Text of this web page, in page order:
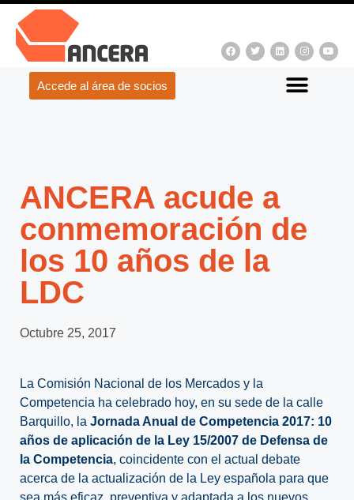
Accede al área de socios
ANCERA acude a
conmemoración de
los 10 años de la
LDC
Octubre 25, 2017
La Comisión Nacional de los Mercados y la
Competencia ha celebrado hoy, en su sede de la calle
Barquillo, la Jornada Anual de Competencia 2017: 10
años de aplicación de la Ley 15/2007 de Defensa de
la Competencia, coincidente con el actual debate
acerca de la actualización de la Ley española para que
sea más eficaz, preventiva y adaptada a los nuevos